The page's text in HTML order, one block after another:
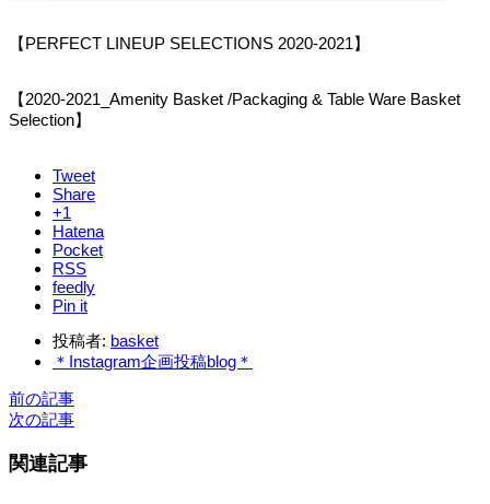
【PERFECT LINEUP SELECTIONS 2020-2021】
【2020-2021_Amenity Basket /Packaging & Table Ware Basket
Selection】
Tweet
Share
+1
Hatena
Pocket
RSS
feedly
Pin it
投稿者: basket
＊Instagram企画投稿blog＊
前の記事
次の記事
関連記事